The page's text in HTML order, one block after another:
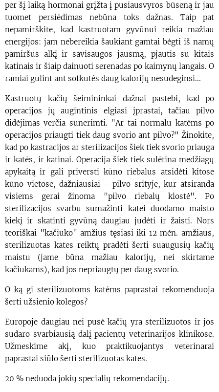
per šį laiką hormonai grįžta į pusiausvyros būseną ir jau
tuomet persiėdimas nebūna toks dažnas. Taip pat
nepamirškite, kad kastruotam gyvūnui reikia mažiau
energijos: jam nebereikia šaukiant gamtai bėgti iš namų
pamiršus alkį ir savisaugos jausmą, pjautis su kitais
katinais ir šiaip dainuoti serenadas po kaimynų langais. O
ramiai gulint ant sofkutės daug kalorijų nesudeginsi...
Kastruotų kačių šeimininkai dažnai pastebi, kad po
operacijos jų augintinis elgiasi įprastai, tačiau pilvo
didėjimas verčia sunerimti. "Ar tai normalu katėms po
operacijos priaugti tiek daug svorio ant pilvo?" Žinokite,
kad po kastracijos ar sterilizacijos šiek tiek svorio priauga
ir katės, ir katinai. Operacija šiek tiek sulėtina medžiagų
apykaitą ir gali priversti kūno riebalus atsidėti kitose
kūno vietose, dažniausiai - pilvo srityje, kur atsiranda
visiems gerai žinoma "pilvo riebalų klostė". Po
sterilizacijos svarbu sumažinti katei duodamo maisto
kiekį ir skatinti gyvūną daugiau judėti ir žaisti. Nors
teoriškai "kačiuko" amžius tęsiasi iki 12 mėn. amžiaus,
sterilizuotas kates reiktų pradėti šerti suaugusių kačių
maistu (jame būna mažiau kalorijų, nei skirtame
kačiukams), kad jos nepriaugtų per daug svorio.
O ką gi sterilizuotoms katėms paprastai rekomenduoja
šerti užsienio kolegos?
Europoje daugiau nei pusė kačių yra sterilizuotos ir jos
sudaro svarbiausią dalį pacientų veterinarijos klinikose.
Užmeskime akį, kuo praktikuojantys veterinarai
paprastai siūlo šerti sterilizuotas kates.
20 % neduoda jokių specialių rekomendacijų.